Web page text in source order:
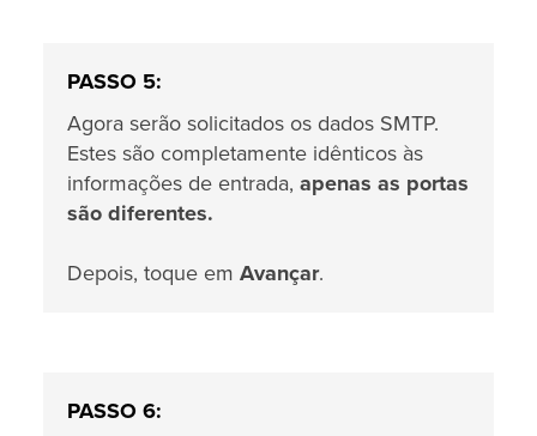
PASSO 5:
Agora serão solicitados os dados SMTP.
Estes são completamente idênticos às
informações de entrada, apenas as portas
são diferentes.
Depois, toque em Avançar.
PASSO 6: